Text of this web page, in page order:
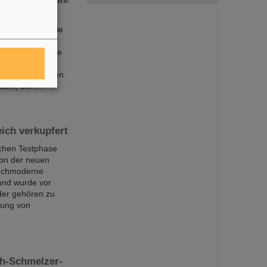
Energie
für ihre innere
von Jahren
der ...
verkupfert
Testphase
der neuen
wurde vor
gehören zu
von
Schmelzer-